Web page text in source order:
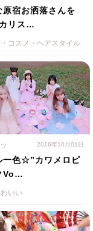
原宿お洒落さんを
リス…
・コスメ・ヘアスタイル
2016年10月01日
一色☆”カワメロピ
Vo…
いい